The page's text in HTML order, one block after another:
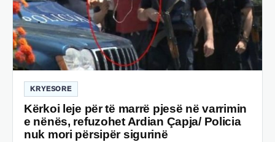
KRYESORE
Kërkoi leje për të marrë pjesë në varrimin
e nënës, refuzohet Ardian Çapja/ Policia
nuk mori përsipër sigurinë